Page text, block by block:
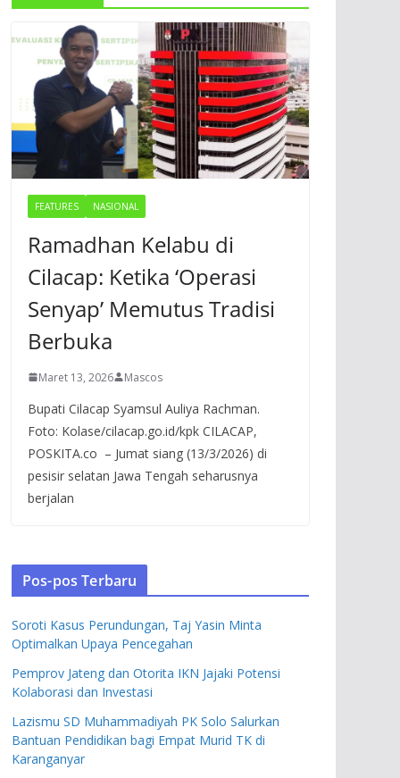
FEATURES NASIONAL
Ramadhan Kelabu di
Cilacap: Ketika ‘Operasi
Senyap’ Memutus Tradisi
Berbuka
Maret 13, 2026 Mascos
Bupati Cilacap Syamsul Auliya Rachman.
Foto: Kolase/cilacap.go.id/kpk CILACAP,
POSKITA.co – Jumat siang (13/3/2026) di
pesisir selatan Jawa Tengah seharusnya
berjalan
Pos-pos Terbaru
Soroti Kasus Perundungan, Taj Yasin Minta
Optimalkan Upaya Pencegahan
Pemprov Jateng dan Otorita IKN Jajaki Potensi
Kolaborasi dan Investasi
Lazismu SD Muhammadiyah PK Solo Salurkan
Bantuan Pendidikan bagi Empat Murid TK di
Karanganyar